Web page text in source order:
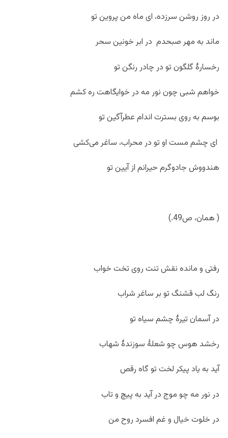
در روز روشن سرزده، ای ماه من پروین تو
ماند به مهر صبحدم در ابر خونین سحر
رخسارۀ گلگون تو در چادر رنگن تو
خواهم شبی چون نور مه در خوایگاهت ره کشم
بوسم به روی بسترت اندام عطرآگین تو
ای چشم مست او تو در محراب، ساغر می‌کشی
هندووش جادوگرم حیرانم از آیین تو
( همان، ص49.)
رفتی و مانده نقش تنت روی تخت خواب
رنگ لب قشنگ تو بر ساغر شراب
در آسمان تیرۀ چشم سیاه تو
رخشد هوس چو شعلۀ سوزندۀ شهاب
آید به یاد پیکر لخت تو گاه رقص
در نور مه چو موج در آید به پیچ و تاب
در خلوت خیال و غم افسرد روح من